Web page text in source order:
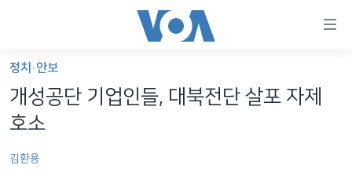
가
능
링세계
라디오
정치·안보
개성공단 기업인들, 대북전단 살포 자제
호소
김환용